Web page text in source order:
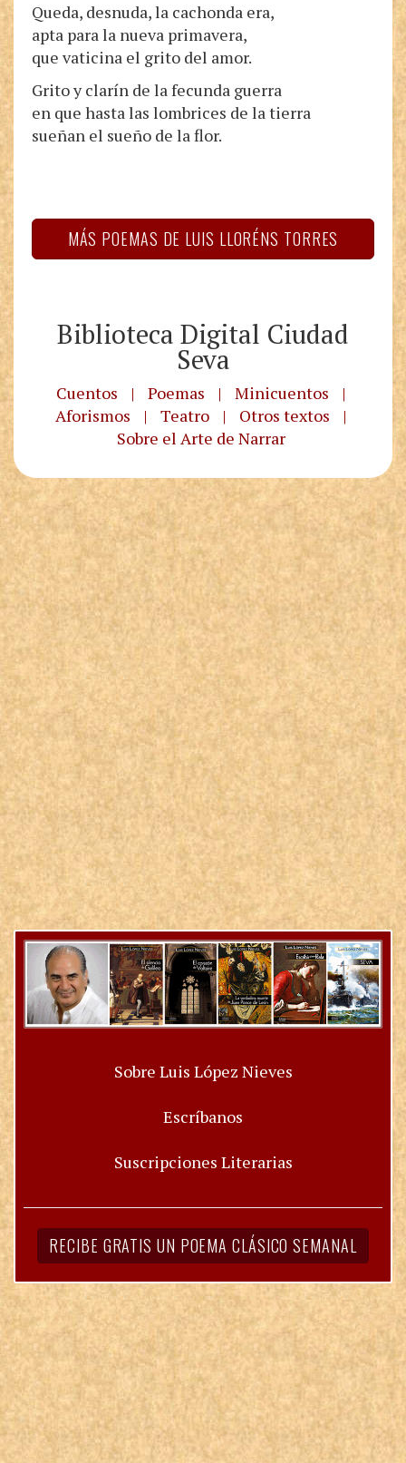
Queda, desnuda, la cachonda era,
apta para la nueva primavera,
que vaticina el grito del amor.
Grito y clarín de la fecunda guerra
en que hasta las lombrices de la tierra
sueñan el sueño de la flor.
MÁS POEMAS DE LUIS LLORÉNS TORRES
Biblioteca Digital Ciudad
Seva
Cuentos | Poemas | Minicuentos
|
Aforismos
| Teatro | Otros textos
|
Sobre el Arte de Narrar
Sobre Luis López Nieves
Escríbanos
Suscripciones Literarias
RECIBE GRATIS UN POEMA CLÁSICO SEMANAL